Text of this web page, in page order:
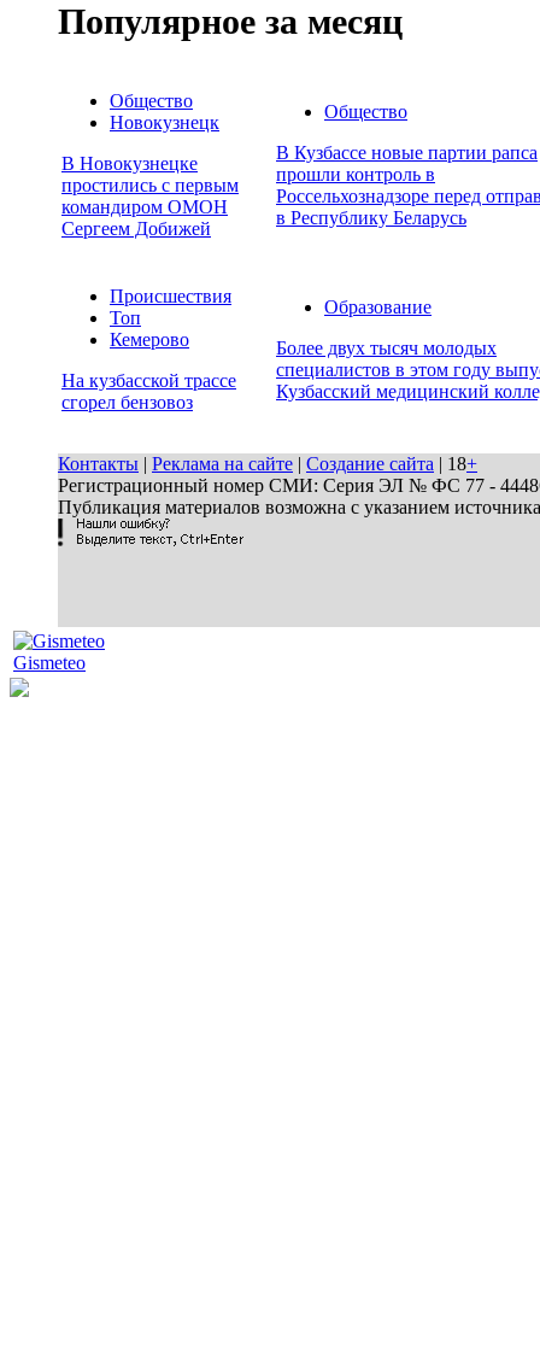
Популярное за месяц
Общество
Новокузнецк
В Новокузнецке
простились с первым
командиром ОМОН
Сергеем Добижей
Общество
В Кузбассе новые партии рапса
прошли контроль в
Россельхознадзоре перед
в Республику Беларусь
Происшествия
Топ
Кемерово
На кузбасской трассе
сгорел бензовоз
Образование
Более двух тысяч молодых
специалистов в этом году
Кузбасский медицинский
Контакты | Реклама на сайте | Создание сайта | 18+
Регистрационный номер СМИ: Серия ЭЛ № ФС 77 - 44486
Публикация материалов возможна с указанием
Gismeteo